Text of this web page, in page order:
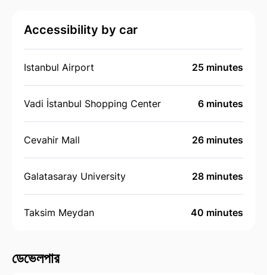
Accessibility by car
Istanbul Airport 25 minutes
Vadi İstanbul Shopping Center 6 minutes
Cevahir Mall 26 minutes
Galatasaray University 28 minutes
Taksim Meydan 40 minutes
ডেভেলপার